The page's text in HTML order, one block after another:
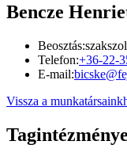
Bencze
Beosztás:
Telefon:+36-22-
E-mail:
Vissza a